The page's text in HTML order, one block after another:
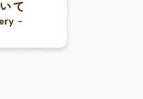
て